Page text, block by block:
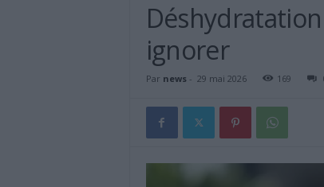
ignorer
Par news- 29 mai 2026 169